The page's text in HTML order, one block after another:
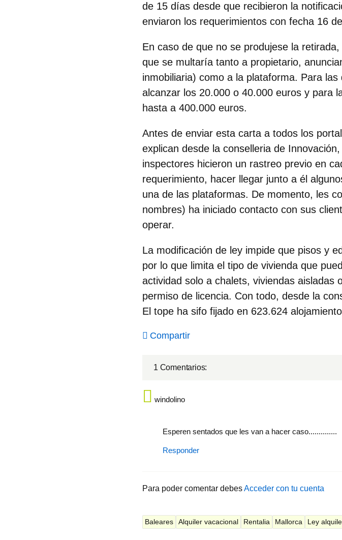
de 15 días desde que recibieron la
enviaron los requerimientos con fecha 16
En caso de que no se produjese la
que se multaría tanto a propietario,
inmobiliaria) como a la plataforma. Para
alcanzar los 20.000 o 40.000 euros y para
hasta a 400.000 euros.
Antes de enviar esta carta a todos los
explican desde la conselleria de
inspectores hicieron un rastreo previo en
requerimiento, hacer llegar junto a él
una de las plataformas. De momento, les
nombres) ha iniciado contacto con sus
operar.
La modificación de ley impide que pisos y
por lo que limita el tipo de vivienda que
actividad solo a chalets, viviendas aisladas
permiso de licencia. Con todo, desde la
El tope ha sifo fijado en 623.624
Compartir
1 Comentarios:
windolino
Esperen sentados que les van a hacer caso..............
Responder
Para poder comentar debesAcceder con tu cuenta
Baleares Alquiler vacacional Rentalia Mallorca Ley